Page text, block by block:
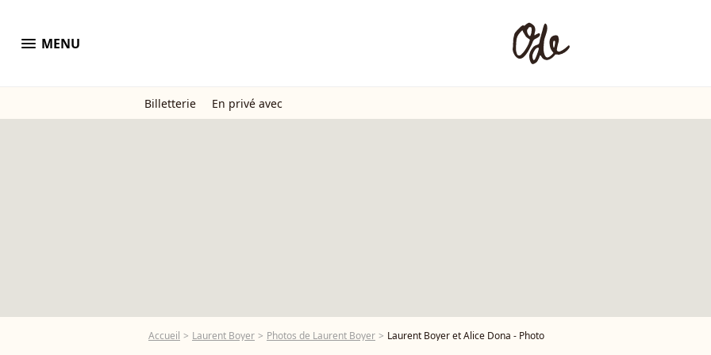
menu MENU
Billetterie En privé avec
Accueil Laurent Boyer Photos de Laurent Boyer Laurent Boyer et Alice Dona - Photo